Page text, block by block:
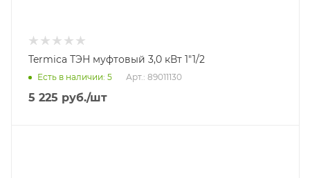
Termica ТЭН муфтовый 3,0 кВт 1"1/2
Есть в наличии: 5 Арт.: 89011130
5 225 руб./шт